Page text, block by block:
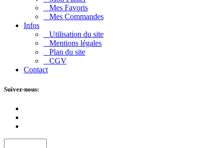
Mes Favoris
Mes Commandes
Infos
Utilisation du site
Mentions légales
Plan du site
CGV
Contact
Suivez-nous: